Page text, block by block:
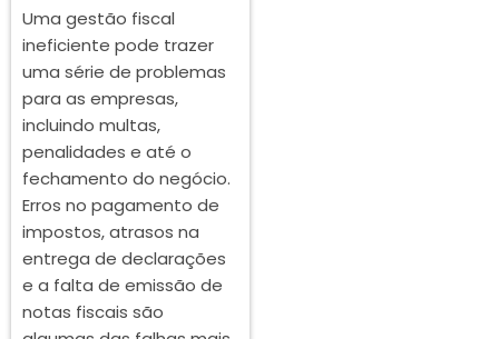
Uma gestão fiscal
ineficiente pode trazer
uma série de problemas
para as empresas,
incluindo multas,
penalidades e até o
fechamento do negócio.
Erros no pagamento de
impostos, atrasos na
entrega de declarações
e a falta de emissão de
notas fiscais são